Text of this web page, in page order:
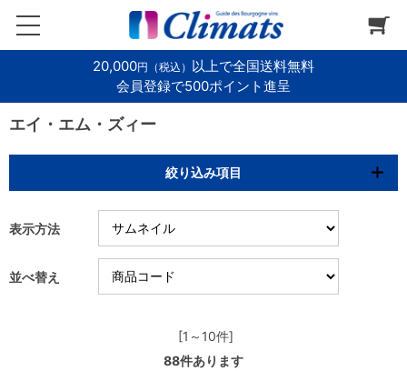
20,000円（税込） 以上で全国送料無料
会員登録で500ポイント進呈
エイ・エム・ズィー
絞り込み項目
表示方法
並べ替え
[1～10件]
88件あります